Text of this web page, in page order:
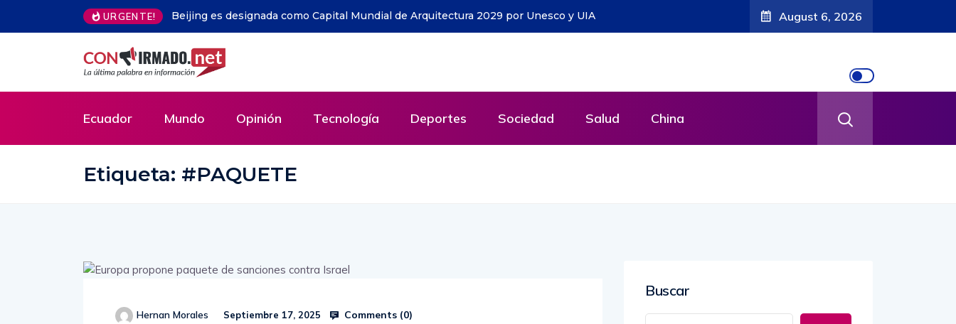
URGENTE!
de Arquitectura 2029 por Unesco y UIALibros gratis en Guayaquil: la iniciativa que ya ha entregado cerca de 1.500
ejemplares y llega a todo Ecuador
August 6, 2026
Ecuador Mundo Opinión Tecnología Deportes Sociedad Salud China
Etiqueta: #PAQUETE
Hernan Morales Septiembre 17, 2025 Comments (0)
Buscar